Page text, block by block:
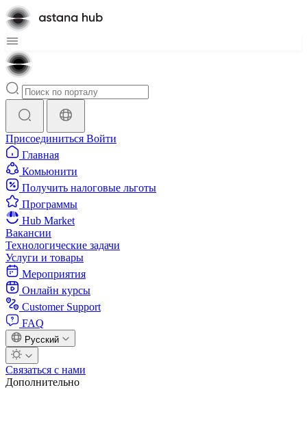
Присоединиться Войти
Главная
Комьюнити
Получить налоговые льготы
Программы
Hub Market
Вакансии
Технологические задачи
Услуги и товары
Мероприятия
Онлайн курсы
Customer Support
FAQ
Русский
Связаться с нами
Дополнительно